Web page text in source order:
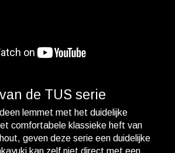
de TUS serie
lemmet met het duidelijke
comfortabele klassieke heft van
geven deze serie een duidelijke
kan zelf niet direct met een